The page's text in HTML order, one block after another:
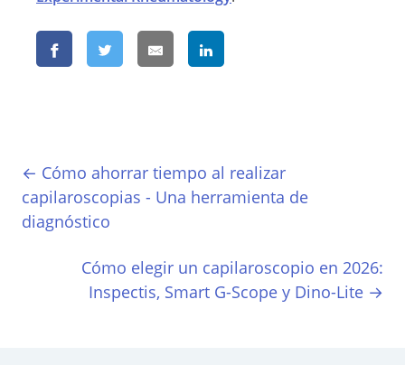
← Cómo ahorrar tiempo al realizar
capilaroscopias - Una herramienta de
diagnóstico
Cómo elegir un capilaroscopio en 2026:
Inspectis, Smart G-Scope y Dino-Lite →